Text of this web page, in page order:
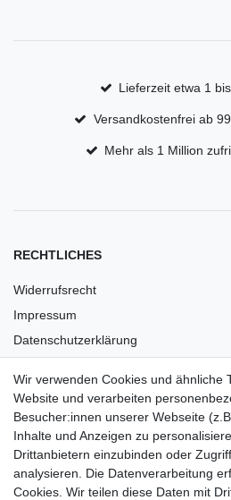
Lieferzeit etwa 1
Versandkostenfrei ab
Mehr als 1 Million
RECHTLICHES
Widerrufsrecht
Impressum
Datenschutzerklärung
Barrierefreiheit
Anleitungen
Vertrag widerrufen
Wir verwenden Cookies und ähnliche
Website und verarbeiten
Besucher:innen unserer Webseite
Inhalte und Anzeigen zu
Drittanbietern einzubinden oder
analysieren. Die Datenverarbeitung
Cookies. Wir teilen diese Daten mit